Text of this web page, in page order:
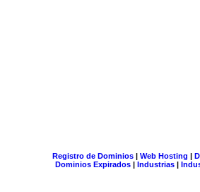
Registro de Dominios| Web Hosting |
Dominios Expirados | Industrias |